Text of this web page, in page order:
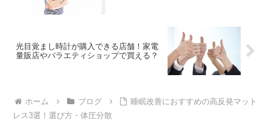
光目覚まし時計が購入できる店舗！家電
量販店やバラエティショップで買える？
ホーム ブログ
睡眠改善におすすめの高反発マット
レス3選！選び方・体圧分散